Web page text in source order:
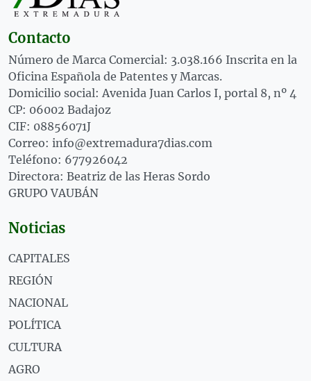
Contacto
Número de Marca Comercial: 3.038.166 Inscrita en la
Oficina Española de Patentes y Marcas.
Domicilio social: Avenida Juan Carlos I, portal 8, nº 4
CP: 06002 Badajoz
CIF: 08856071J
Correo: info@extremadura7dias.com
Teléfono: 677926042
Directora: Beatriz de las Heras Sordo
GRUPO VAUBÁN
Noticias
CAPITALES
REGIÓN
NACIONAL
POLÍTICA
CULTURA
AGRO